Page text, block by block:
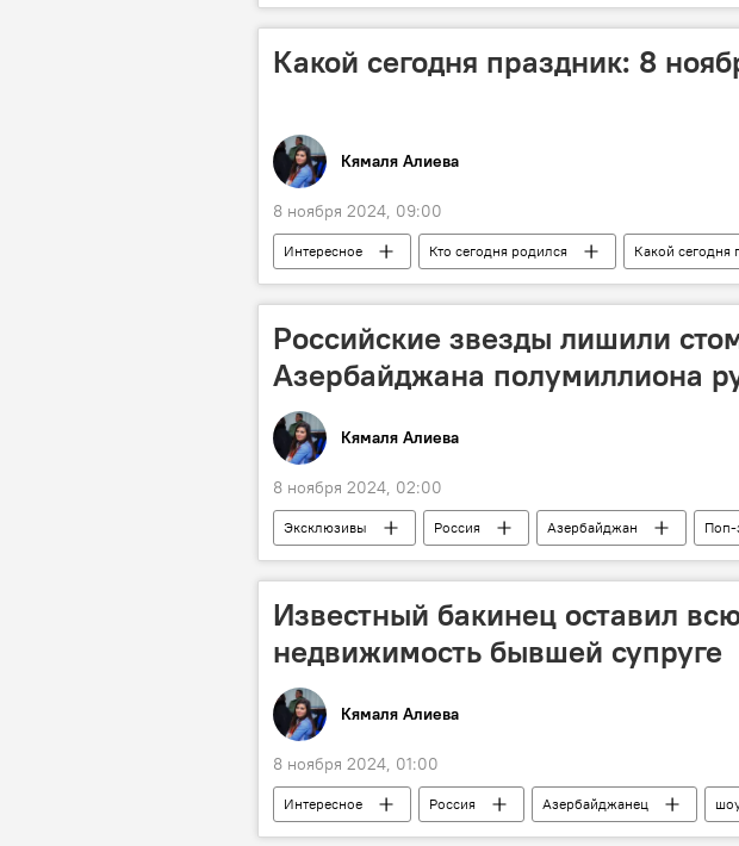
ВС Азербайджана
Победа Война
Какой сегодня праздник: 8
Кямаля Алиева
8 ноября 2024, 09:00
Интересное Кто сегодня родился Какой сегодня
Отечественная война
Освобождение земель
Российские звезды лишили
Азербайджана полумиллиона
Кямаля Алиева
8 ноября 2024, 02:00
Эксклюзивы Россия Азербайджан Поп-
Телеканал
Проект перевоплощение
Известный бакинец оставил
недвижимость бывшей супруге
Кямаля Алиева
8 ноября 2024, 01:00
Интересное Россия Азербайджанец
расставание
Любовь Актриса